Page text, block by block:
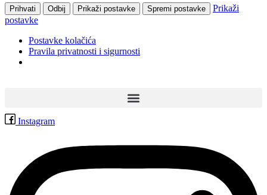
Prihvati Odbij Prikaži postavke Spremi postavke
Prikaži
postavke
Postavke kolačića
Pravila privatnosti i sigurnosti
Instagram